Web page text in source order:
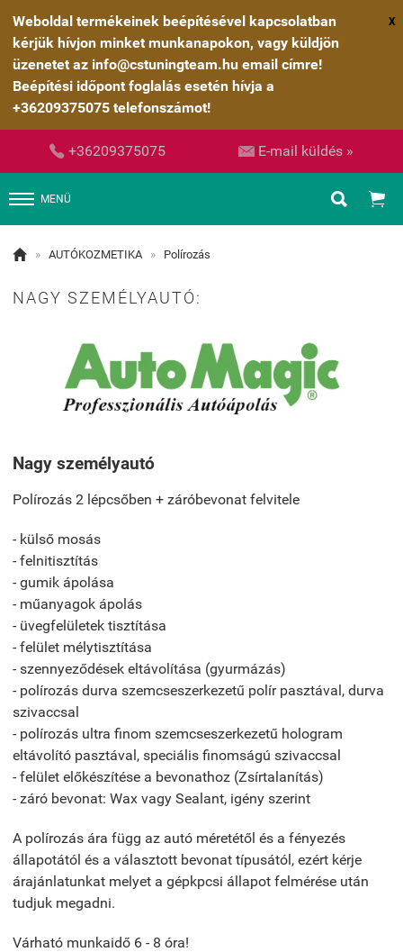
Weboldal termékeinek beépítésével kapcsolatban
kérjük hívjon minket munkanapokon, vagy küldjön
üzenetet az info@cstuningteam.hu email címre!
Beépítési időpont foglalás esetén hívja a
+36209375075 telefonszámot!
X
 +36209375075  E-mail küldés »
MENÜ  
 » AUTÓKOZMETIKA » Polírozás
NAGY SZEMÉLYAUTÓ:
Nagy személyautó
Polírozás 2 lépcsőben + záróbevonat felvitele
- külső mosás
- felnitisztítás
- gumik ápolása
- műanyagok ápolás
- üvegfelületek tisztítása
- felület mélytisztítása
- szennyeződések eltávolítása (gyurmázás)
- polírozás durva szemcseszerkezetű polír pasztával, durva
szivaccsal
- polírozás ultra finom szemcseszerkezetű hologram
eltávolító pasztával, speciális finomságú szivaccsal
- felület előkészítése a bevonathoz (Zsírtalanítás)
- záró bevonat: Wax vagy Sealant, igény szerint
A polírozás ára függ az autó méretétől és a fényezés
állapotától és a választott bevonat típusától, ezért kérje
árajánlatunkat melyet a gépkpcsi állapot felmérése után
tudjuk megadni.
Várható munkaidő 6 - 8 óra!